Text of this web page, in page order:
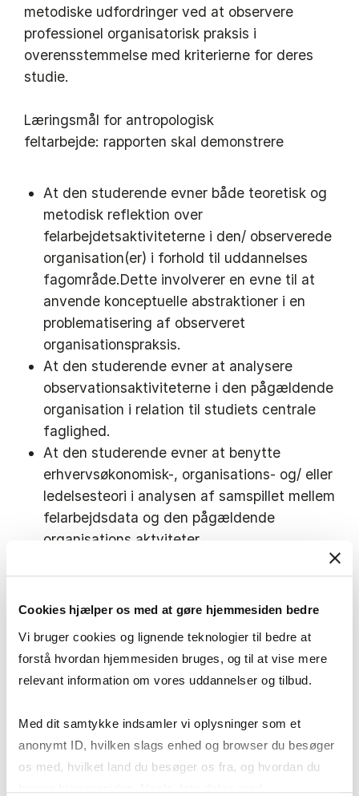
Cookies hjælper os med at gøre hjemmesiden bedre
Vi bruger cookies og lignende teknologier til bedre at
forstå hvordan hjemmesiden bruges, og til at vise mere
relevant information om vores uddannelser og tilbud.
Med dit samtykke indsamler vi oplysninger som et
anonymt ID, hvilken slags enhed og browser du besøger
os med, hvilket land du besøger os fra, og hvordan du
metodiske udfordringer ved at observere
professionel organisatorisk praksis i
overensstemmelse med kriterierne for deres
studie.
Læringsmål for antropologisk
feltarbejde: rapporten skal demonstrere
At den studerende evner både teoretisk og
metodisk reflektion over
felarbejdetsaktiviteterne i den/ observerede
organisation(er) i forhold til uddannelses
fagområde.Dette involverer en evne til at
anvende konceptuelle abstraktioner i en
problematisering af observeret
organisationspraksis.
At den studerende evner at analysere
observationsaktiviteterne i den pågældende
organisation i relation til studiets centrale
faglighed.
At den studerende evner at benytte
erhvervsøkonomisk-, organisations- og/ eller
ledelsesteori i analysen af samspillet mellem
felarbejdsdata og den pågældende
organisations aktviteter.
indenfor "egen" organisation, deriblandt
distance med konkret involvering. Desuden
forventes at den studerende reflekterer
over de etiske og praktiske aspekter af at